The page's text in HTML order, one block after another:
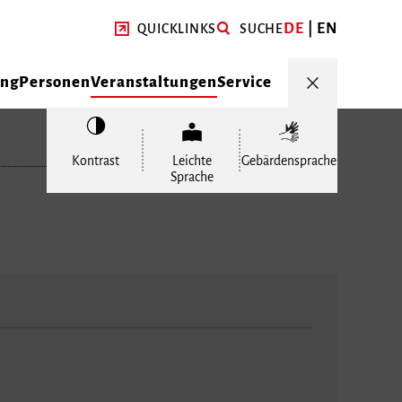
QUICKLINKS SUCHEDE EN
PersonenVeranstaltungenService
Kontrast
Leichte
Sprache
Gebärdensprache